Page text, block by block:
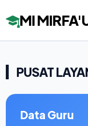
MI
PUSAT
Data Guru